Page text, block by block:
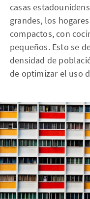
casas
grandes, los
compactos, con
pequeños. Esto se
densidad de
de optimizar el uso